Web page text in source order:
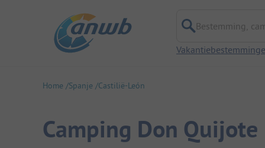
Bestemming,
Home Spanje Castilië-León
Camping Don Quijote